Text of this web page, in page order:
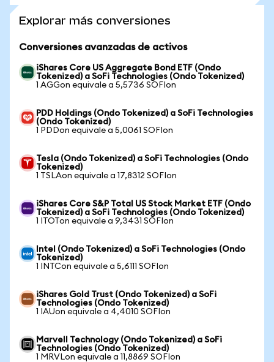
Explorar más conversiones
Conversiones avanzadas de activos
iShares Core US Aggregate Bond ETF (Ondo
Tokenized) a SoFi Technologies (Ondo Tokenized)
1 AGGon equivale a 5,5736 SOFIon
PDD Holdings (Ondo Tokenized) a SoFi Technologies
(Ondo Tokenized)
1 PDDon equivale a 5,0061 SOFIon
Tesla (Ondo Tokenized) a SoFi Technologies (Ondo
Tokenized)
1 TSLAon equivale a 17,8312 SOFIon
iShares Core S&P Total US Stock Market ETF (Ondo
Tokenized) a SoFi Technologies (Ondo Tokenized)
1 ITOTon equivale a 9,3431 SOFIon
Intel (Ondo Tokenized) a SoFi Technologies (Ondo
Tokenized)
1 INTCon equivale a 5,6111 SOFIon
iShares Gold Trust (Ondo Tokenized) a SoFi
Technologies (Ondo Tokenized)
1 IAUon equivale a 4,4010 SOFIon
Marvell Technology (Ondo Tokenized) a SoFi
Technologies (Ondo Tokenized)
1 MRVLon equivale a 11,8869 SOFIon